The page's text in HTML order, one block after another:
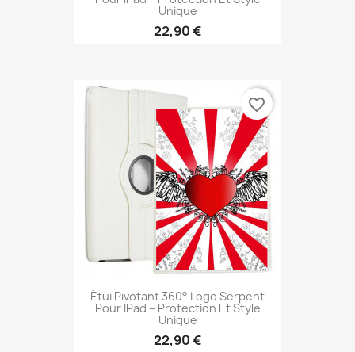
Unique
22,90 €
Étui Pivotant 360° Logo Serpent
Pour IPad – Protection Et Style
Unique
22,90 €
favorite_border